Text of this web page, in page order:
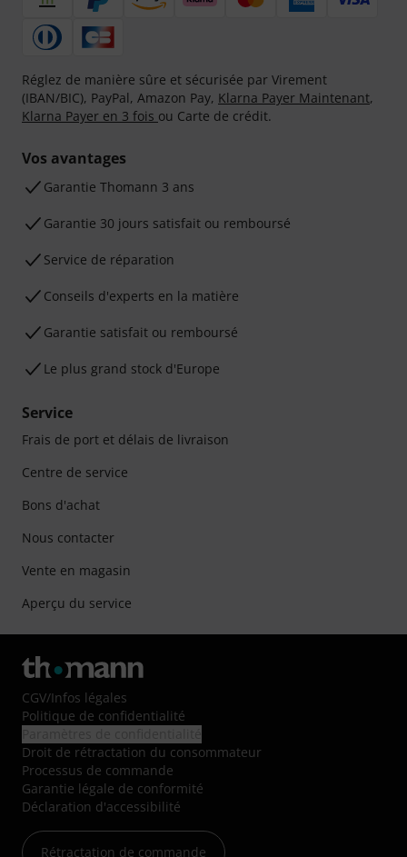
Réglez de manière sûre et sécurisée par Virement
(IBAN/BIC), PayPal, Amazon Pay, Klarna Payer Maintenant,
Klarna Payer en 3 fois ou Carte de crédit.
Vos avantages
Ga­ran­tie Thomann 3 ans
Garantie 30 jours satisfait ou remboursé
Service de réparation
Conseils d'experts en la matière
Garantie satisfait ou remboursé
Le plus grand stock d'Europe
Service
Frais de port et délais de livraison
Centre de service
Bons d'achat
Nous contacter
Vente en magasin
Aperçu du service
CGV/Infos légales
Politique de confidentialité
Droit de rétractation du consommateur
Processus de commande
Garantie légale de conformité
Déclaration d'accessibilité
Rétractation de commande